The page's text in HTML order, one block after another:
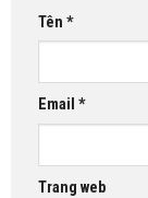
Tên *
Email *
Trang web